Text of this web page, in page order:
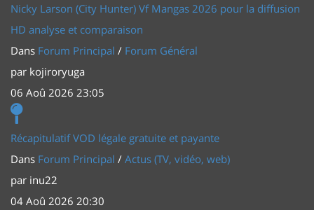
Nicky Larson (City Hunter) Vf Mangas 2026 pour la diffusion
HD analyse et comparaison
Dans Forum Principal / Forum Général
par kojiroryuga
06 Aoû 2026 23:05
Récapitulatif VOD légale gratuite et payante
Dans Forum Principal / Actus (TV, vidéo, web)
par inu22
04 Aoû 2026 20:30